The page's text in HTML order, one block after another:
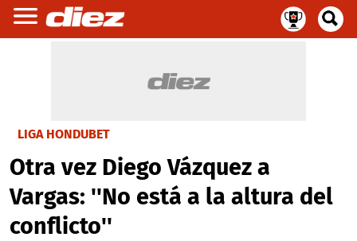
LIGA HONDUBET
Otra vez Diego Vázquez a
Vargas: ''No está a la altura del
conflicto''